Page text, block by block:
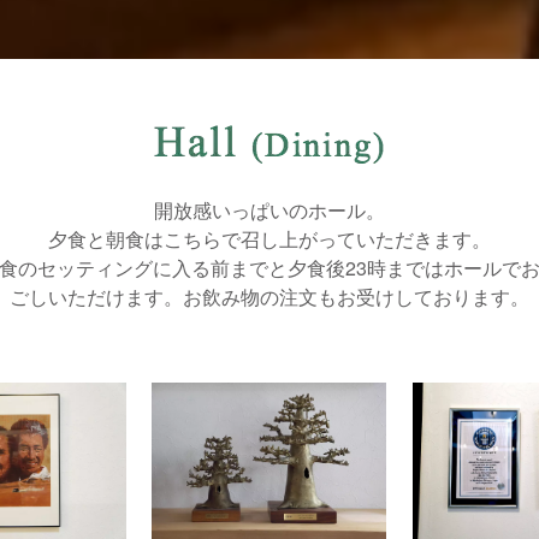
開放感いっぱいのホール。
夕食と朝食はこちらで召し上がっていただきます。
のセッティングに入る前までと夕食後23時まではホールで
ごしいただけます。お飲み物の注文もお受けしております。